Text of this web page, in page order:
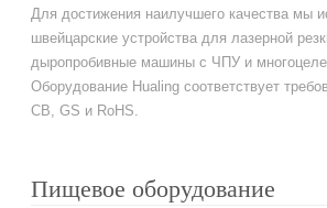
Для достижения наилучшего качества мы
швейцарские устройства для лазерной
дыропробивные машины с ЧПУ и
Оборудование Hualing соответствует
CB, GS и RoHS.
Пищевое оборудование